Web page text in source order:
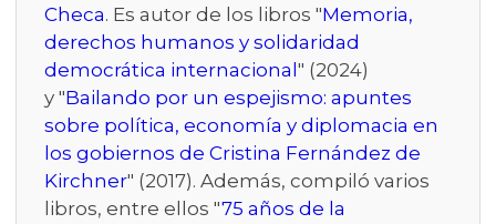
Checa. Es autor de los libros "Memoria,
derechos humanos y solidaridad
democrática internacional " (2024)
y "Bailando por un espejismo: apuntes
sobre política, economía y diplomacia en
los gobiernos de Cristina Fernández de
Kirchner" (2017). Además, compiló varios
libros, entre ellos "75 años de la